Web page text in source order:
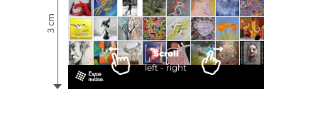
3 cm
Scroll
left - right